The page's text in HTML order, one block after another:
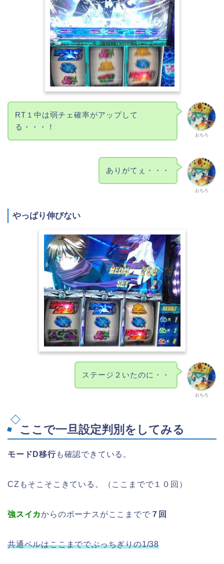
おちろ
RT１中は弱チェ確率がアップして
る・・・！
おちろ
ありがてぇ・・・
やっぱり伸びない
おちろ
ステージ２いたのに・・
ここで一旦設定判別をしてみる
モードD移行も確認できている。
CZもそこそこきている。（ここまでで１０回）
強スイカからのボーナスがここまでで ７回
共通ベルはここまででぶっちぎりの1/38